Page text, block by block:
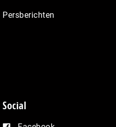
Persberichten
Social